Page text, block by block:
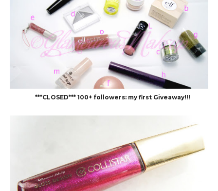
***CLOSED*** 100+ followers: my first Giveaway!!!